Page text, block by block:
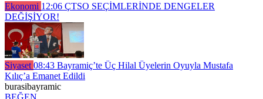
Ekonomi 12:06 ÇTSO SEÇİMLERİNDE DENGELER
DEĞİŞİYOR!
Siyaset 08:43 Bayramiç’te Üç Hilal Üyelerin Oyuyla Mustafa
Kılıç’a Emanet Edildi
burasibayramic
BEĞEN